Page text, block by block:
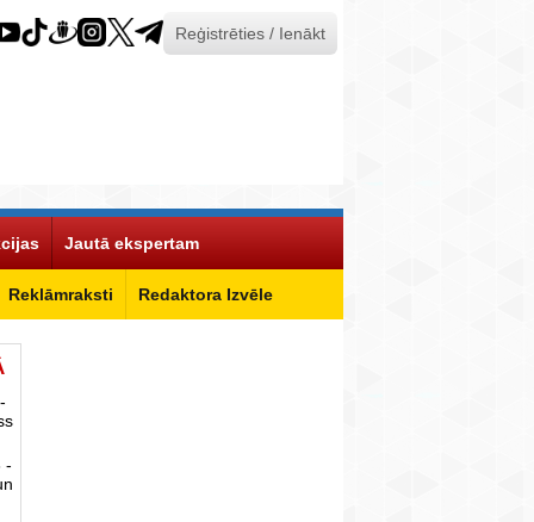
Reģistrēties / Ienākt
Reklāmraksti Redaktora Izvēle
Jautā ekspertam
-